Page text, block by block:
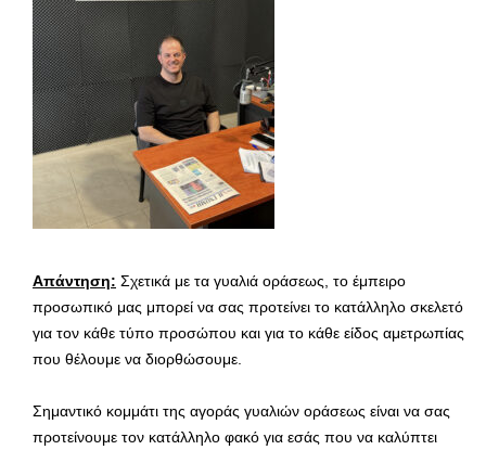
Απάντηση: Σχετικά με τα γυαλιά οράσεως, το έμπειρο
προσωπικό μας μπορεί να σας προτείνει το κατάλληλο σκελετό
για τον κάθε τύπο προσώπου και για το κάθε είδος αμετρωπίας
που θέλουμε να διορθώσουμε.
Σημαντικό κομμάτι της αγοράς γυαλιών οράσεως είναι να σας
προτείνουμε τον κατάλληλο φακό για εσάς που να καλύπτει